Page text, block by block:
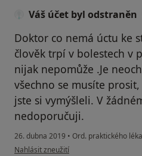
Váš účet byl odstraněn
Doktor co nemá úctu ke
člověk trpí v bolestech v
nijak nepomůže .Je
všechno se musíte
jste si vymýšleli. V
nedoporučuji.
26. dubna 2019 • Ord. praktického
podle názoru uživatele Váš účet byl
Nahlásit zneužití